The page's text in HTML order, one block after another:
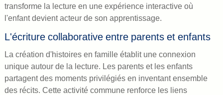
transforme la lecture en une expérience interactive où
l'enfant devient acteur de son apprentissage.
L'écriture collaborative entre parents et enfants
La création d'histoires en famille établit une connexion
unique autour de la lecture. Les parents et les enfants
partagent des moments privilégiés en inventant ensemble
des récits. Cette activité commune renforce les liens